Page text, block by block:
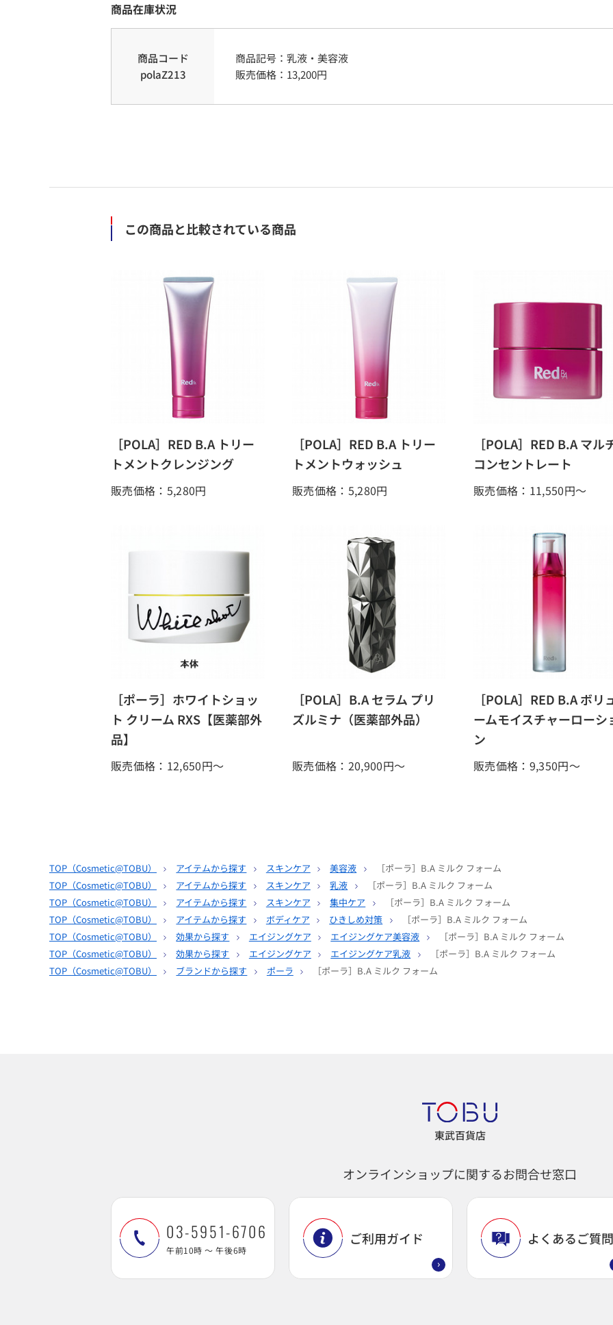
商品在庫状況
商品コード
polaZ213
商品記号： 乳液・美容液
販売価格： 13,200円
この商品と比較されている商品
［POLA］RED B.A トリー
トメントクレンジング
販売価格：5,280円
［POLA］RED B.A トリー
トメントウォッシュ
販売価格：5,280円
［POLA］RED B.A マル
コンセントレート
販売価格：11,550円～
［ポーラ］ホワイトショッ
ト クリーム RXS【医薬部外
品】
販売価格：12,650円～
［POLA］B.A セラム プリ
ズルミナ（医薬部外品）
販売価格：20,900円～
［POLA］RED B.A ボリ
ームモイスチャーローシ
ン
販売価格：9,350円～
TOP（Cosmetic@TOBU） アイテムから探す スキンケア 美容液
［ポーラ］B.A ミルク フォーム
TOP（Cosmetic@TOBU） アイテムから探す スキンケア 乳液
［ポーラ］B.A ミルク フォーム
TOP（Cosmetic@TOBU） アイテムから探す スキンケア 集中ケア
［ポーラ］B.A ミルク フォーム
TOP（Cosmetic@TOBU） アイテムから探す ボディケア ひきしめ対策
［ポーラ］B.A ミルク フォーム
TOP（Cosmetic@TOBU） 効果から探す エイジングケア エイジングケア美容液
［ポーラ］B.A ミルク フォーム
TOP（Cosmetic@TOBU） 効果から探す エイジングケア エイジングケア乳液
［ポーラ］B.A ミルク フォーム
TOP（Cosmetic@TOBU） ブランドから探す ポーラ ［ポーラ］B.A ミルク フォーム
東武百貨店
オンラインショップに関するお問合せ窓口
03-5951-6706
午前10時 ～ 午後6時
ご利用ガイド よくあるご質問